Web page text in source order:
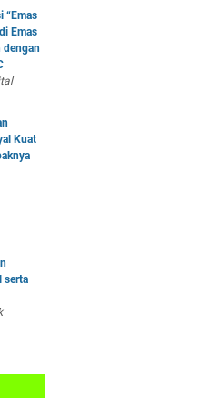
“Emas
Emas
dengan
Kuat
serta